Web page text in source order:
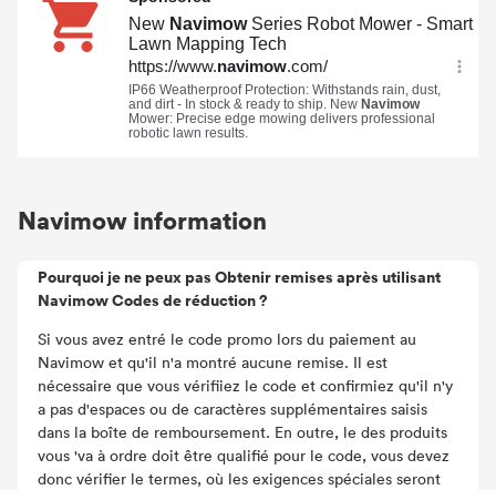
Navimow information
Pourquoi je ne peux pas Obtenir remises après utilisant
Navimow Codes de réduction ?
Si vous avez entré le code promo lors du paiement au
Navimow et qu'il n'a montré aucune remise. Il est
nécessaire que vous vérifiiez le code et confirmiez qu'il n'y
a pas d'espaces ou de caractères supplémentaires saisis
dans la boîte de remboursement. En outre, le des produits
vous 'va à ordre doit être qualifié pour le code, vous devez
donc vérifier le termes, où les exigences spéciales seront